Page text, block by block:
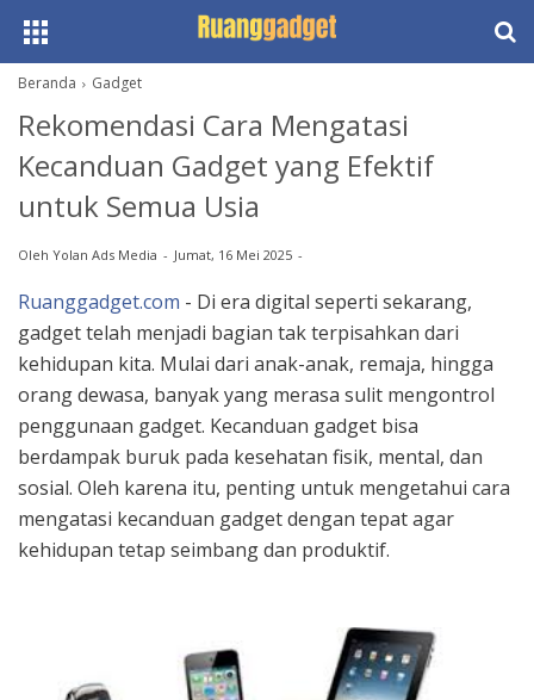
Beranda Gadget
Rekomendasi Cara Mengatasi
Kecanduan Gadget yang Efektif
untuk Semua Usia
Oleh Yolan Ads Media Jumat, 16 Mei 2025
Ruanggadget.com - Di era digital seperti sekarang,
gadget telah menjadi bagian tak terpisahkan dari
kehidupan kita. Mulai dari anak-anak, remaja, hingga
orang dewasa, banyak yang merasa sulit mengontrol
penggunaan gadget. Kecanduan gadget bisa
berdampak buruk pada kesehatan fisik, mental, dan
sosial. Oleh karena itu, penting untuk mengetahui cara
mengatasi kecanduan gadget dengan tepat agar
kehidupan tetap seimbang dan produktif.